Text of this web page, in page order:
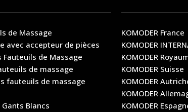
de Massage
avec accepteur de pièces
Fauteuils de Massage
de massage
fauteuils de massage
Blancs
KOMODER France
KOMODER
KOMODER
KOMODER Suisse
KOMODER
KOMODER
KOMODER